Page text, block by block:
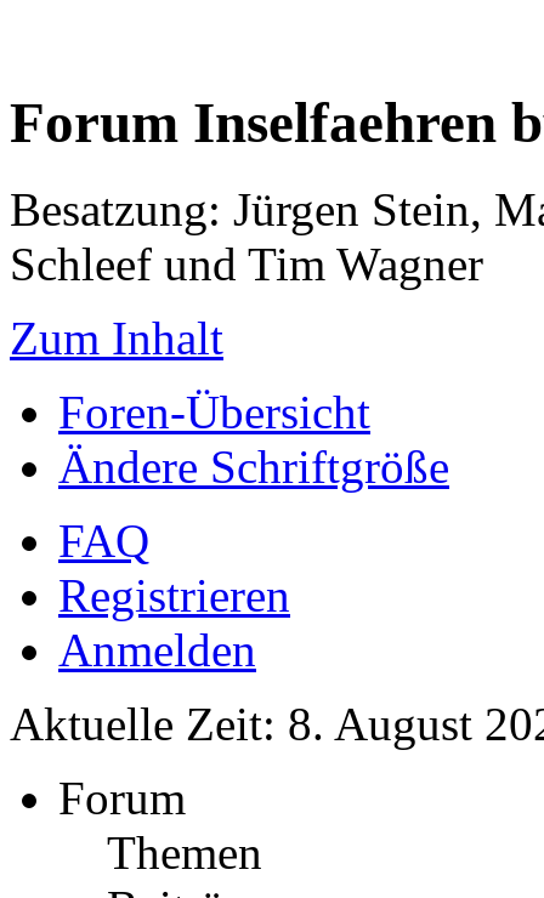
Forum Inselfaehren
Besatzung: Jürgen Stein,
Schleef und Tim Wagner
Zum Inhalt
Foren-Übersicht
Ändere Schriftgröße
FAQ
Registrieren
Anmelden
Aktuelle Zeit: 8. August
Forum
Themen